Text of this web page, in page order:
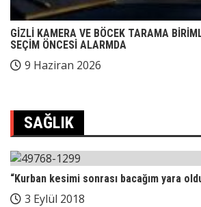
GİZLİ KAMERA VE BÖCEK TARAMA
SEÇİM ÖNCESİ ALARMDA
9 Haziran 2026
SAĞLIK
“Kurban kesimi sonrası bacağım yara
3 Eylül 2018